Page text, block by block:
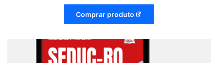
Comprar produto